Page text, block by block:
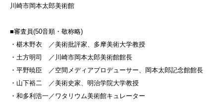
川崎市岡本太郎美術館
■審査員(50音順・敬称略)
・椹木野衣 ／美術批評家、多摩美術大学教授
・土方明司 ／川崎市岡本太郎美術館館長
・平野暁臣 ／空間メディアプロデューサー、岡本太郎記念館館長
・山下裕二 ／美術史家、明治学院大学教授
・和多利浩一／ワタリウム美術館キュレーター